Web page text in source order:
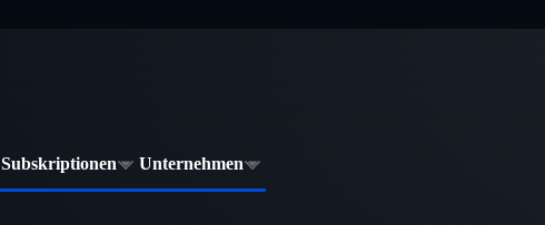
Subskriptionen Unternehmen